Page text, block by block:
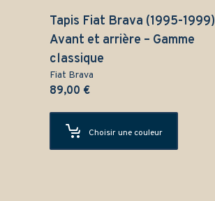
Tapis Fiat Brava (1995-1999)
Avant et arrière – Gamme
classique
Fiat Brava
89,00 €
Choisir une couleur